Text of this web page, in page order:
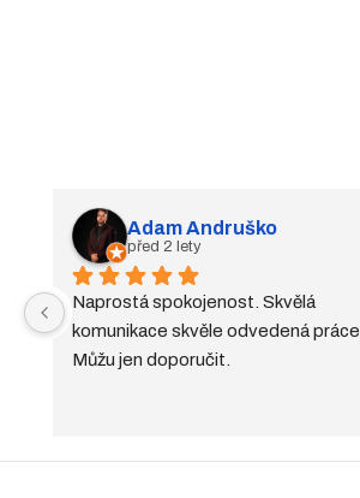
Adam Andruško
před 2 lety
Naprostá spokojenost. Skvělá
komunikace skvěle odvedená práce.
Můžu jen doporučit.